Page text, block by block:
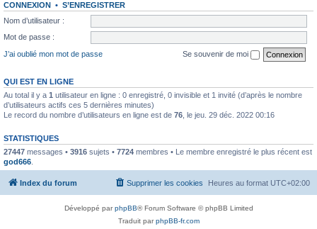
CONNEXION • S’ENREGISTRER
Nom d’utilisateur :
Mot de passe :
J’ai oublié mon mot de passe
Se souvenir de moi
QUI EST EN LIGNE
Au total il y a 1 utilisateur en ligne : 0 enregistré, 0 invisible et 1 invité (d’après le nombre
d’utilisateurs actifs ces 5 dernières minutes)
Le record du nombre d’utilisateurs en ligne est de 76 , le jeu. 29 déc. 2022 00:16
STATISTIQUES
27447 messages • 3916 sujets • 7724 membres • Le membre enregistré le plus récent est
god666
Index du forum Heures au format UTC+02:00
Supprimer les cookies
Développé parphpBB® Forum Software © phpBB Limited
Traduit parphpBB-fr.com